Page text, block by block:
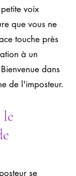
voix
que vous ne
touche près
à un
dans
de l'imposteur.
se